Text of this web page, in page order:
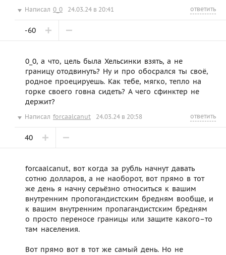
Написал 0_0 24.03.24 в 20:41 ответить
-60
0_0, а что, цель была Хельсинки взять, а не
границу отодвинуть? Ну и про обосрался ты своё,
родное проецируешь. Как тебе, мягко, тепло на
горке своего говна сидеть? А чего сфинктер не
держит?
Написал forcaalcanut 24.03.24 в 20:58 ответить
40
forcaalcanut, вот когда за рубль начнут давать
сотню долларов, а не наоборот, вот прямо в тот
же день я начну серьёзно относиться к вашим
внутренним пропогандистским бредням вообще, и
к вашим внутренним пропагандистским бредням
о просто переносе границы или защите какого–то
там населения.
Вот прямо вот в тот же самый день. Но не